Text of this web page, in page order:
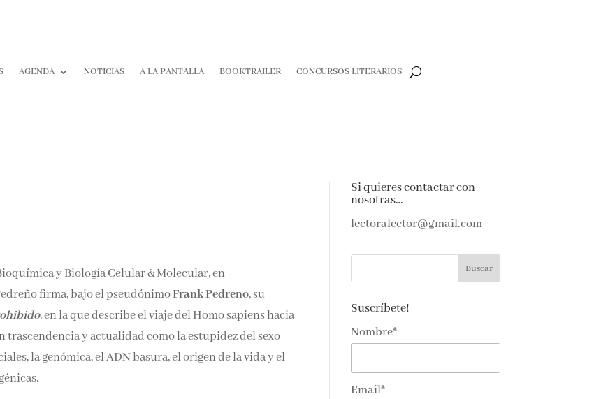
AGENDA NOTICIAS A LA PANTALLA BOOKTRAILER CONCURSOS LITERARIOS
y Biología Celular & Molecular, en
firma, bajo el pseudónimoFrank Pedreno, su
, en la que describe el viaje del Homo sapiens hacia
trascendencia y actualidad como la estupidez del sexo
la genómica, el ADN basura, el origen de la vida y el
Si quieres contactar con
nosotras…
lectoralector@gmail.com
Suscríbete!
Nombre*
Email*